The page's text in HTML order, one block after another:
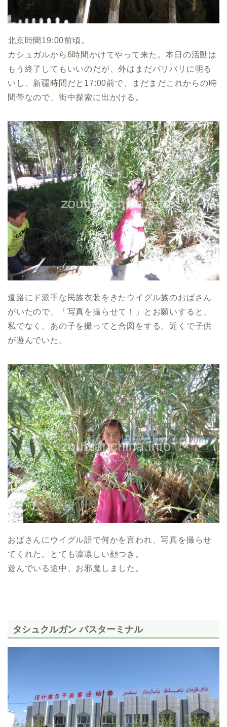
北京時間19:00前頃。
カシュガルから6時間かけてやって来た。本日の活動は
もう終了してもいいのだが、外はまだバリバリに明る
いし、新疆時間だと17:00前で、まだまだこれからの時
間帯なので、街中探索に出かける。
道路にド派手な民族衣装をきたウイグル族のおばさん
がいたので、「写真を撮らせて！」とお願いすると、
私でなく、あの子を撮ってと合図をする。近くで子供
が遊んでいた。
おばさんにウイグル語で何かを言われ、写真を撮らせ
てくれた。とても凛凛しい顔つき。
遊んでいる途中、お邪魔しました。
タシュクルガン バスターミナル